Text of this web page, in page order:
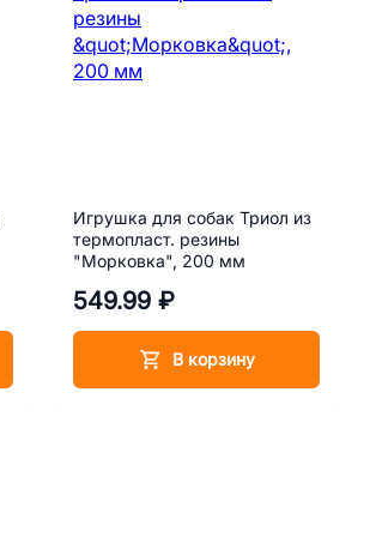
Игрушка для собак Триол из
термопласт. резины
"Морковка", 200 мм
549.99 ₽
В корзину